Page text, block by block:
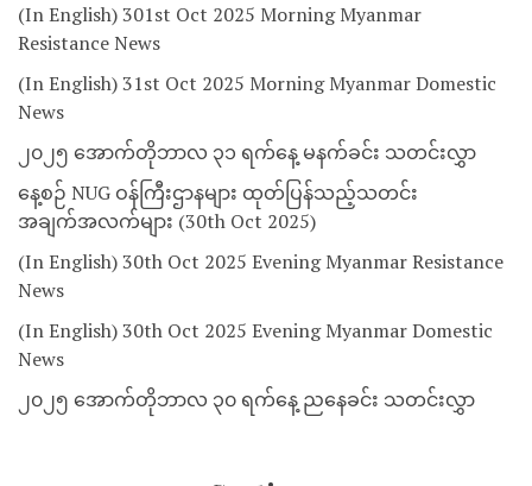
(In English) 301st Oct 2025 Morning Myanmar
Resistance News
(In English) 31st Oct 2025 Morning Myanmar Domestic
News
၂၀၂၅ အောက်တိုဘာလ ၃၁ ရက်နေ့ မနက်ခင်း သတင်းလွှာ
နေ့စဉ် NUG ဝန်ကြီးဌာနများ ထုတ်ပြန်သည့်သတင်း
အချက်အလက်များ (30th Oct 2025)
(In English) 30th Oct 2025 Evening Myanmar Resistance
News
(In English) 30th Oct 2025 Evening Myanmar Domestic
News
၂၀၂၅ အောက်တိုဘာလ ၃၀ ရက်နေ့ ညနေခင်း သတင်းလွှာ